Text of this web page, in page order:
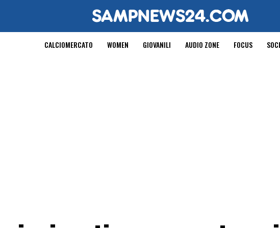
CALCIOMERCATO WOMEN GIOVANILI AUDIO ZONE FOCUS